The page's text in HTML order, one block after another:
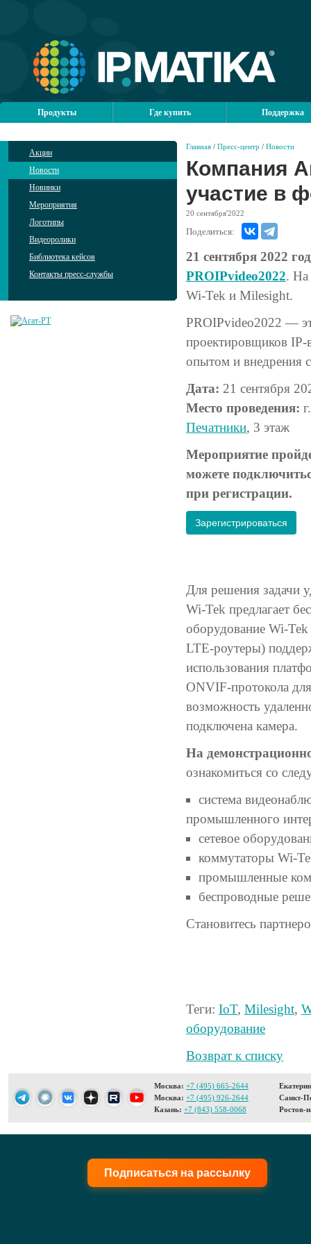
Продукты Где купить Поддержка
Акции
Новости
Новинки
Мероприятия
Логотипы
Видеоролики
Библиотека кейсов
Контакты пресс-службы
Главная / Пресс-центр / Новости
Компания
участие в
20 сентября'2022
Поделиться:
21 сентября 2022
PROIPvideo2022. На
Wi-Tek и Milesight.
PROIPvideo2022 —
проектировщиков IP-
опытом и внедрения
Дата: 21 сентября
Место проведения:
Печатники, 3 этаж
Мероприятие
можете
при регистрации.
Зарегистрироваться
Для решения задачи
Wi-Tek предлагает
оборудование Wi-
LTE-роутеры)
использования
ONVIF-протокола
возможность
подключена камера.
На
ознакомиться со
система
промышленного
сетевое
коммутаторы Wi-
промышленные
беспроводные
Становитесь
Теги: IoT, Milesight,
оборудование
Возврат к списку
Москва: +7 (495) 665-2644
Москва: +7 (495) 926-2644
Казань: +7 (843) 558-0068
Санкт-
Ростов-
Подписаться на рассылку